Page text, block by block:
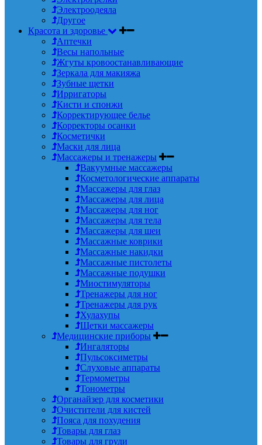
Электроодеяла
Другое
Красота и здоровье
Аптечки
Весы напольные
Жгуты кровоостанавливающие
Зеркала для макияжа
Зубные щетки
Ирригаторы
Кисти и спонжи
Корректирующее белье
Корректоры осанки
Косметички
Маски для лица
Массажеры и тренажеры
Вакуумные массажеры
Косметологические аппараты
Массажеры для глаз
Массажеры для лица
Массажеры для ног
Массажеры для тела
Массажеры для шеи
Массажные коврики
Массажные накидки
Массажные пистолеты
Массажные подушки
Миостимуляторы
Тренажеры для ног
Тренажеры для рук
Хулахупы
Щетки массажеры
Медицинские приборы
Ингаляторы
Пульсоксиметры
Слуховые аппараты
Термометры
Тонометры
Органайзер для косметики
Очистители для кистей
Пояса для похудения
Товары для глаз
Товары для груди